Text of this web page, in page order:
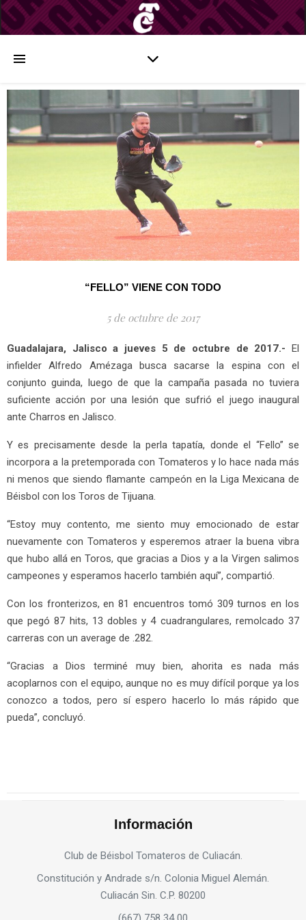
“FELLO” VIENE CON TODO
5 de octubre de 2017
Guadalajara, Jalisco a jueves 5 de octubre de 2017.- El
infielder Alfredo Amézaga busca sacarse la espina con el
conjunto guinda, luego de que la campaña pasada no tuviera
suficiente acción por una lesión que sufrió el juego inaugural
ante Charros en Jalisco.
Y es precisamente desde la perla tapatía, donde el “Fello” se
incorpora a la pretemporada con Tomateros y lo hace nada más
ni menos que siendo flamante campeón en la Liga Mexicana de
Béisbol con los Toros de Tijuana.
“Estoy muy contento, me siento muy emocionado de estar
nuevamente con Tomateros y esperemos atraer la buena vibra
que hubo allá en Toros, que gracias a Dios y a la Virgen salimos
campeones y esperamos hacerlo también aquí”, compartió.
Con los fronterizos, en 81 encuentros tomó 309 turnos en los
que pegó 87 hits, 13 dobles y 4 cuadrangulares, remolcado 37
carreras con un average de .282.
“Gracias a Dios terminé muy bien, ahorita es nada más
acoplarnos con el equipo, aunque no es muy difícil porque ya los
conozco a todos, pero sí espero hacerlo lo más rápido que
pueda”, concluyó.
Información
Club de Béisbol Tomateros de Culiacán.
Constitución y Andrade s/n. Colonia Miguel Alemán.
Culiacán Sin. C.P. 80200